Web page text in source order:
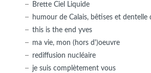
Brette Ciel Liquide
humour de Calais, bêtises et dentelle
this is the end yves
ma vie, mon (hors d')oeuvre
rediffusion nucléaire
je suis complètement vous